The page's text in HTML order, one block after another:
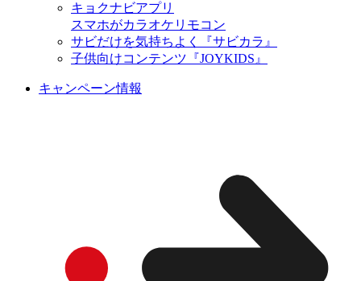
キョクナビアプリ
スマホがカラオケリモコン
サビだけを気持ちよく『サビカラ』
子供向けコンテンツ『JOYKIDS』
キャンペーン情報